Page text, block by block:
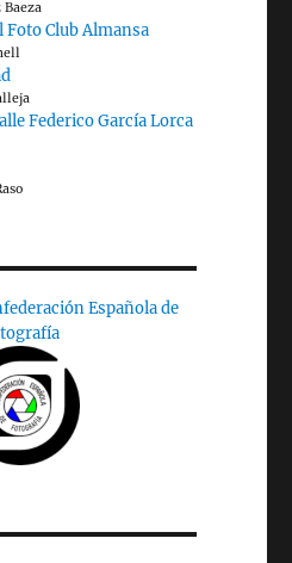
Foto Club Almansa
Federico García Lorca
Española de